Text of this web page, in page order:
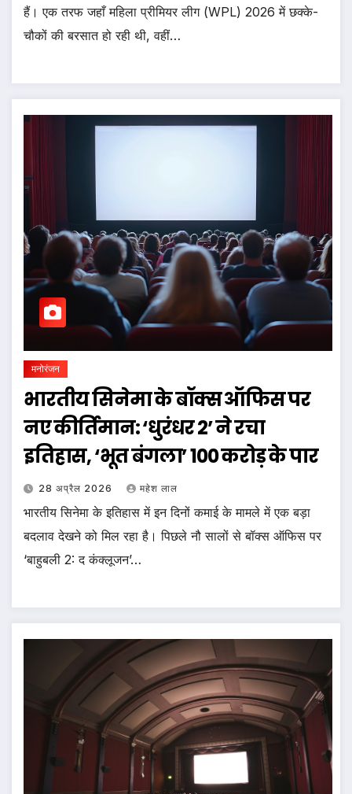
हैं। एक तरफ जहाँ महिला प्रीमियर लीग (WPL) 2026 में छक्के-
चौकों की बरसात हो रही थी, वहीं…
मनोरंजन
भारतीय सिनेमा के बॉक्स ऑफिस पर
नए कीर्तिमान: ‘धुरंधर 2’ ने रचा
इतिहास, ‘भूत बंगला’ 100 करोड़ के पार
28 अप्रैल 2026 महेश लाल
भारतीय सिनेमा के इतिहास में इन दिनों कमाई के मामले में एक बड़ा
बदलाव देखने को मिल रहा है। पिछले नौ सालों से बॉक्स ऑफिस पर
‘बाहुबली 2: द कंक्लूजन’…